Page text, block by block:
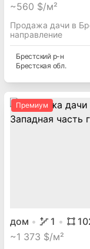
~560 $/м²
Продажа дачи в
направление
Брестский р-н
Брестская обл.
Премиум
дом 1
~1 373 $/м²